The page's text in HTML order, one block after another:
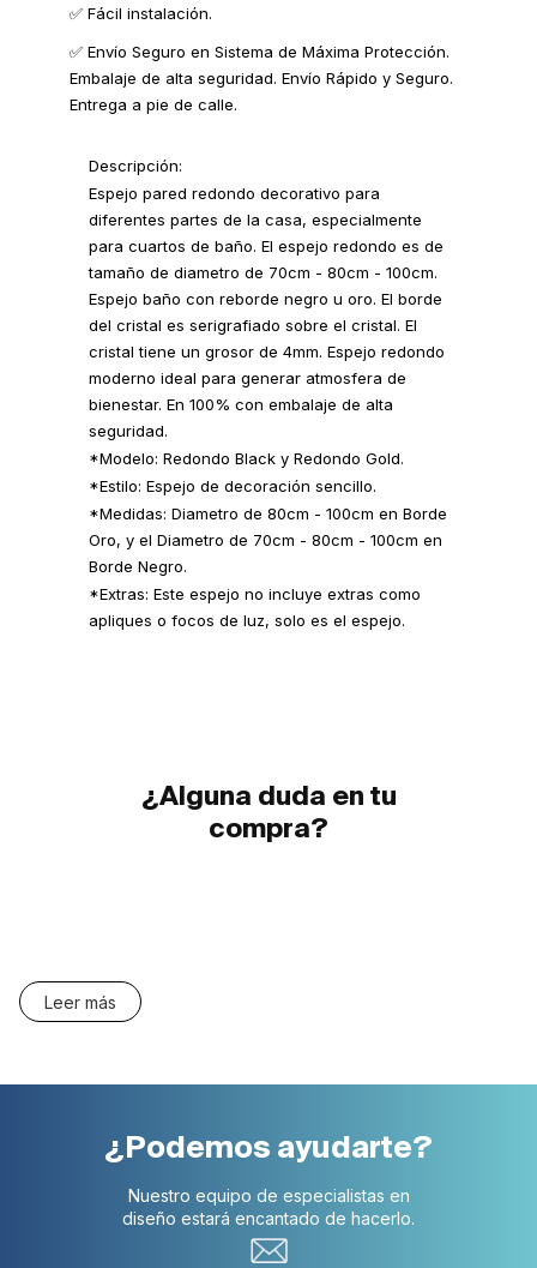
✅ Fácil instalación.
✅ Envío Seguro en Sistema de Máxima Protección.
Embalaje de alta seguridad. Envío Rápido y Seguro.
Entrega a pie de calle.
Descripción:
Espejo pared redondo decorativo para
diferentes partes de la casa, especialmente
para cuartos de baño. El espejo redondo es de
tamaño de diametro de 70cm - 80cm - 100cm.
Espejo baño con reborde negro u oro. El borde
del cristal es serigrafiado sobre el cristal. El
cristal tiene un grosor de 4mm. Espejo redondo
moderno ideal para generar atmosfera de
bienestar. En 100% con embalaje de alta
seguridad.
*Modelo: Redondo Black y Redondo Gold.
*Estilo: Espejo de decoración sencillo.
*Medidas: Diametro de 80cm - 100cm en Borde
Oro, y el Diametro de 70cm - 80cm - 100cm en
Borde Negro.
*Extras: Este espejo no incluye extras como
apliques o focos de luz, solo es el espejo.
¿Alguna duda en tu
compra?
Leer más
¿Podemos ayudarte?
Nuestro equipo de especialistas en
diseño estará encantado de hacerlo.